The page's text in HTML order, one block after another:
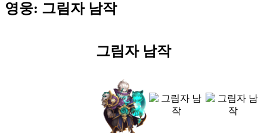
영웅: 그림자 남작
그림자 남작